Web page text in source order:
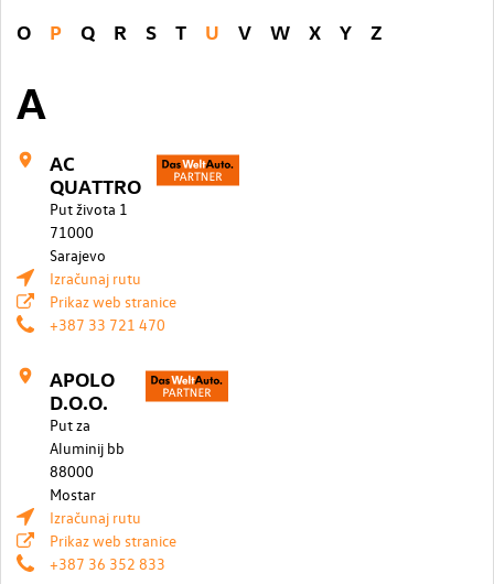
O P Q R S T U V W X Y Z
A
AC
QUATTRO
Put života 1
71000
Sarajevo
Izračunaj rutu
Prikaz web stranice
+387 33 721 470
APOLO
D.O.O.
Put za
Aluminij bb
88000
Mostar
Izračunaj rutu
Prikaz web stranice
+387 36 352 833